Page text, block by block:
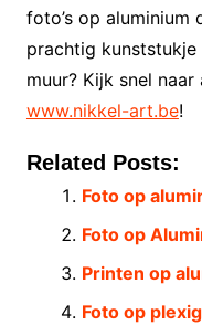
foto’s op aluminium
prachtig
muur? Kijk snel
www.nikkel-art.be!
Related Posts:
Foto op
Foto op
Printen op
Foto op